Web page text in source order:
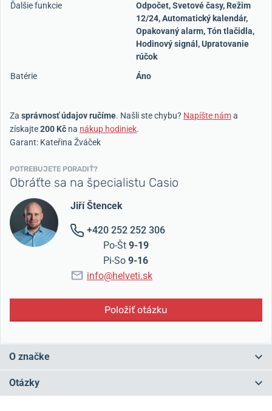
Ďalšie funkcie
Odpočet, Svetové časy, Režim
12/24, Automatický kalendár,
Opakovaný alarm, Tón tlačidla,
Hodinový signál, Upratovanie
rúčok
Batérie
Áno
Za správnosť údajov ručíme. Našli ste chybu? Napíšte náma
získajte200 Kč na nákup hodiniek.
Garant: Kateřina Žváček
POTREBUJETE PORADIŤ?
Obráťte sa na špecialistu Casio
Jiří Štencek
+420 252 252 306
Po-Št 9-19
Pi-So 9-16
info@helveti.sk
Položiť otázku
O značke
na svete
Otázky